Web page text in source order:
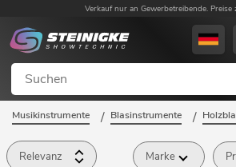
Verkauf nur an Gewerbetreibende. Preise
Musikinstrumente / Blasinstrumente /
Relevanz Marke